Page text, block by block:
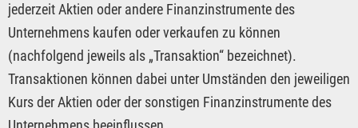
jederzeit Aktien oder andere Finanzinstrumente des
Unternehmens kaufen oder verkaufen zu können
(nachfolgend jeweils als „Transaktion“ bezeichnet).
Transaktionen können dabei unter Umständen den jeweiligen
Kurs der Aktien oder der sonstigen Finanzinstrumente des